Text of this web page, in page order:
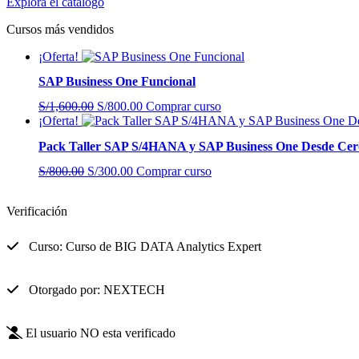
Cursos más vendidos
¡Oferta!
SAP Business One Funcional
S/1,600.00 El
precio
era:
S/1,600.00.
S/800.00El
precio
es:
S/800.00.
Comprar curso
¡Oferta!
Pack Taller SAP S/4HANA y SAP Business One Desde
S/800.00 El
S/300.00ElComprar curso
Verificación
Curso: Curso de BIG DATA Analytics Expert
Otorgado por: NEXTECH
El usuario NO esta verificado